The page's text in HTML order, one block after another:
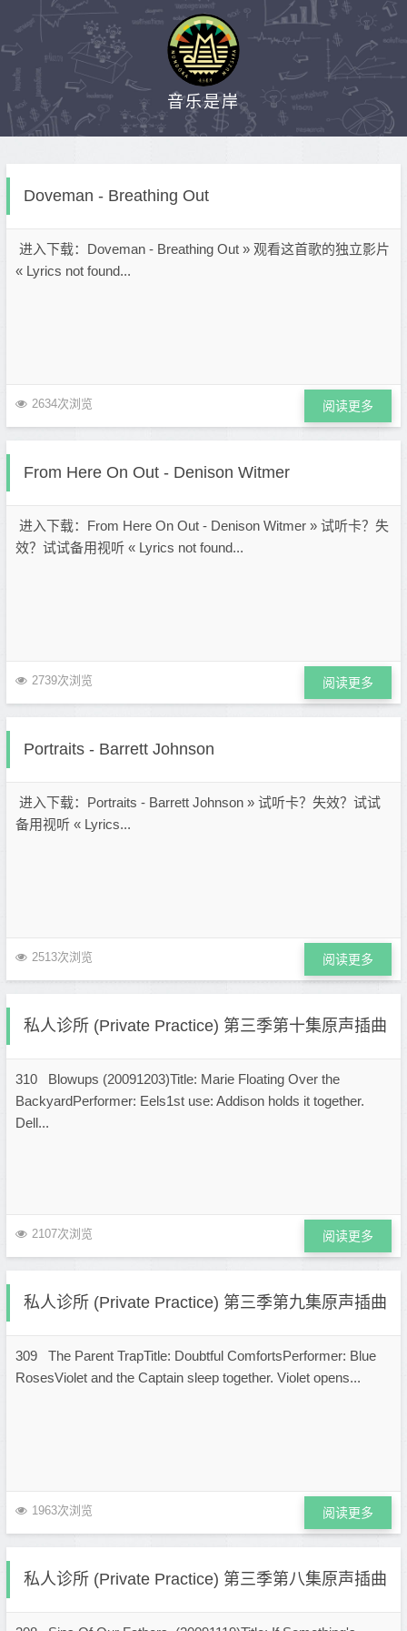
音乐是岸
Doveman - Breathing Out
进入下载：Doveman - Breathing Out » 观看这首歌的独立影片
« Lyrics not found...
2634次浏览 阅读更多
From Here On Out - Denison Witmer
进入下载：From Here On Out - Denison Witmer » 试听卡？失
效？试试备用视听 « Lyrics not found...
2739次浏览 阅读更多
Portraits - Barrett Johnson
进入下载：Portraits - Barrett Johnson » 试听卡？失效？试试
备用视听 « Lyrics...
2513次浏览 阅读更多
私人诊所 (Private Practice) 第三季第十集原声插曲
310 Blowups (20091203)Title: Marie Floating Over the
BackyardPerformer: Eels1st use: Addison holds it together.
Dell...
2107次浏览 阅读更多
私人诊所 (Private Practice) 第三季第九集原声插曲
309 The Parent TrapTitle: Doubtful ComfortsPerformer: Blue
RosesViolet and the Captain sleep together. Violet opens...
1963次浏览 阅读更多
私人诊所 (Private Practice) 第三季第八集原声插曲